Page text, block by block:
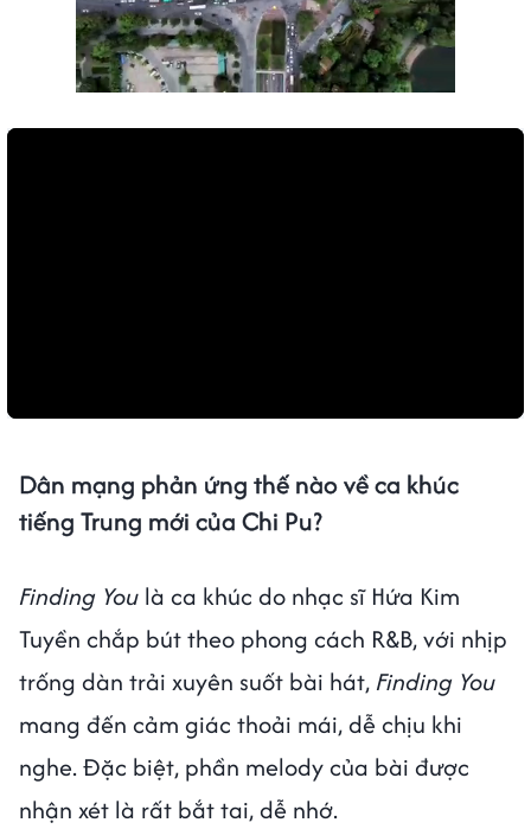
Dân mạng phản ứng thế nào về ca khúc
tiếng Trung mới của Chi Pu?
Finding You là ca khúc do nhạc sĩ Hứa Kim
Tuyền chắp bút theo phong cách R&B, với nhịp
trống dàn trải xuyên suốt bài hát, Finding You
mang đến cảm giác thoải mái, dễ chịu khi
nghe. Đặc biệt, phần melody của bài được
nhận xét là rất bắt tai, dễ nhớ.